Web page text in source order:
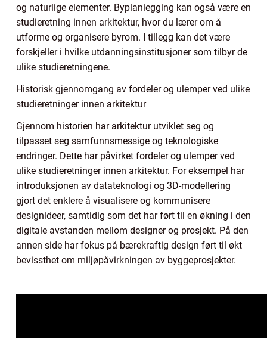
og naturlige elementer. Byplanlegging kan også være en
studieretning innen arkitektur, hvor du lærer om å
utforme og organisere byrom. I tillegg kan det være
forskjeller i hvilke utdanningsinstitusjoner som tilbyr de
ulike studieretningene.
Historisk gjennomgang av fordeler og ulemper ved ulike
studieretninger innen arkitektur
Gjennom historien har arkitektur utviklet seg og
tilpasset seg samfunnsmessige og teknologiske
endringer. Dette har påvirket fordeler og ulemper ved
ulike studieretninger innen arkitektur. For eksempel har
introduksjonen av datateknologi og 3D-modellering
gjort det enklere å visualisere og kommunisere
designideer, samtidig som det har ført til en økning i den
digitale avstanden mellom designer og prosjekt. På den
annen side har fokus på bærekraftig design ført til økt
bevissthet om miljøpåvirkningen av byggeprosjekter.